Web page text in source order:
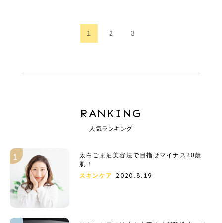
1 2 3
RANKING
人気ランキング
太白ごま油美容法で目指せマイナス20歳
肌！
スキンケア
2020.8.19